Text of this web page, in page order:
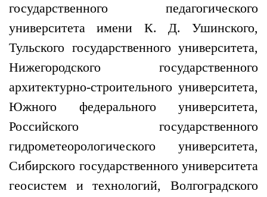
государственного педагогического
университета имени К. Д. Ушинского,
Тульского государственного университета,
Нижегородского государственного
архитектурно-строительного университета,
Южного федерального университета,
Российского государственного
гидрометеорологического университета,
Сибирского государственного университета
геосистем и технологий, Волгоградского